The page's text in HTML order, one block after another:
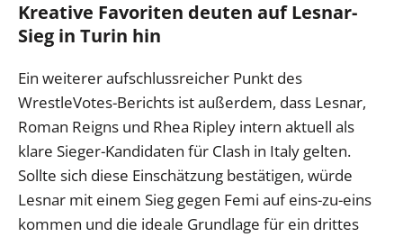
Kreative Favoriten deuten auf Lesnar-
Sieg in Turin hin
Ein weiterer aufschlussreicher Punkt des
WrestleVotes-Berichts ist außerdem, dass Lesnar,
Roman Reigns und Rhea Ripley intern aktuell als
klare Sieger-Kandidaten für Clash in Italy gelten.
Sollte sich diese Einschätzung bestätigen, würde
Lesnar mit einem Sieg gegen Femi auf eins-zu-eins
kommen und die ideale Grundlage für ein drittes